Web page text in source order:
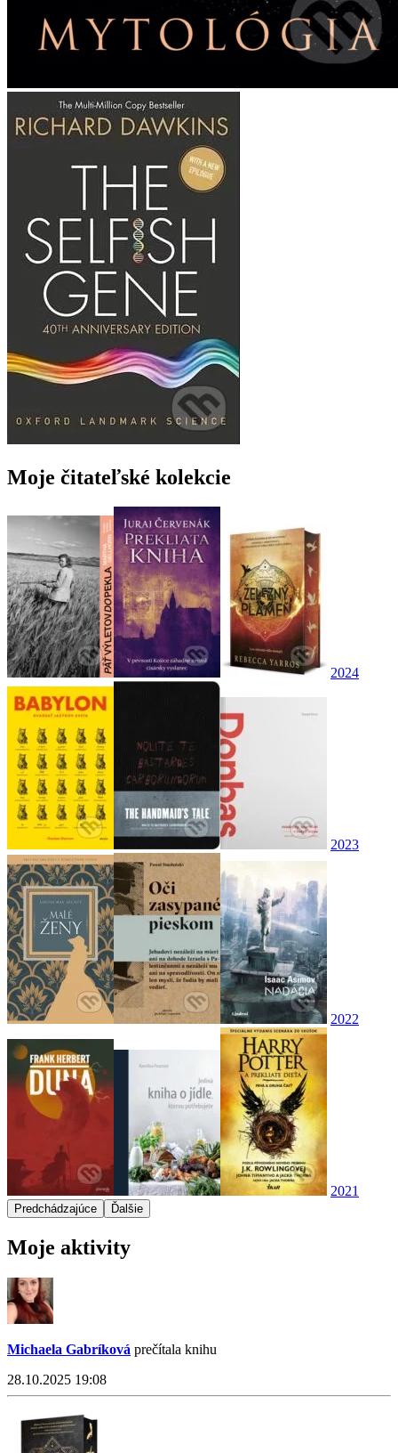
Moje čitateľské kolekcie
2024
2023
2022
2021
Predchádzajúce Ďalšie
Moje aktivity
Michaela Gabríková prečítala knihu
28.10.2025 19:08